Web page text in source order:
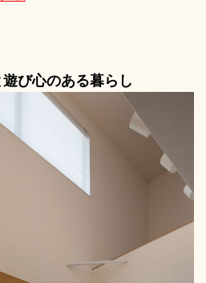
び心のある暮らし